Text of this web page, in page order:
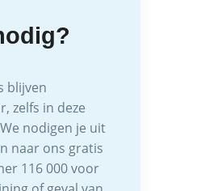
blijven
zelfs in deze
nodigen je uit
naar ons gratis
116 000 voor